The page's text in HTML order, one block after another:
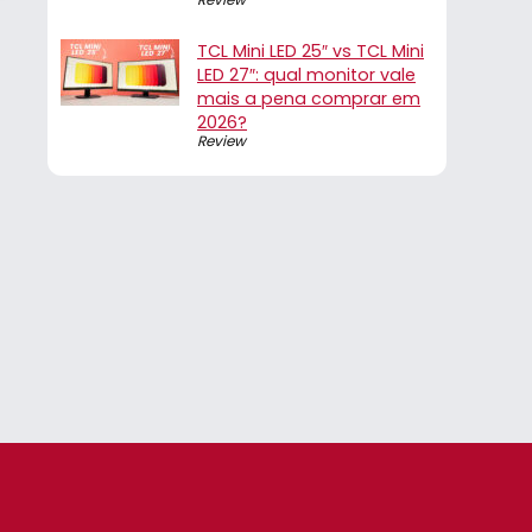
TCL Mini LED 25″ vs TCL Mini
LED 27″: qual monitor vale
mais a pena comprar em
2026?
Review